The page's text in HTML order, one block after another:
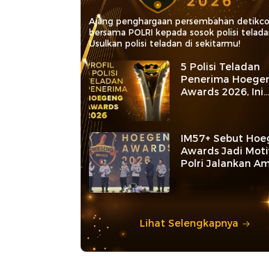
Ajang penghargaan persembahan
bersama POLRI kepada sosok polisi
Usulkan polisi teladan di sekitarmu!
5 Polisi Teladan
Penerima
Awards 2026, Ini
Kategori dan
IM57+ Sebut
Awards Jadi
Polri Jalankan
Lihat Selengkapnya